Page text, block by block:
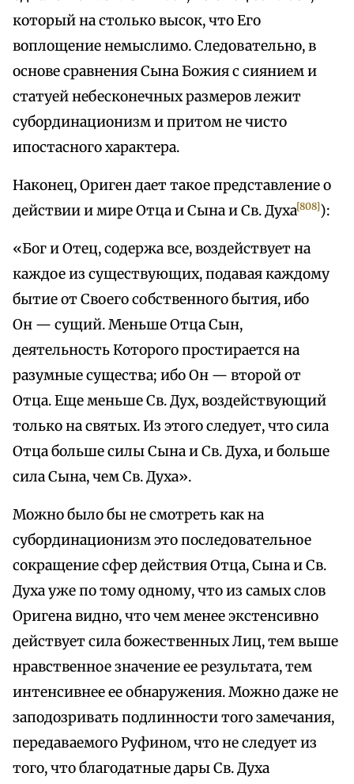
который на столько высок, что Его
воплощение немыслимо. Следовательно, в
основе сравнения Сына Божия с сиянием и
статуей небесконечных размеров лежит
субординационизм и притом не чисто
ипостасного характера.
Наконец, Ориген дает такое представление о
действии и мире Отца и Сына и Св. Духа[808]):
«Бог и Отец, содержа все, воздействует на
каждое из существующих, подавая каждому
бытие от Своего собственного бытия, ибо
Он — сущий. Меньше Отца Сын,
деятельность Которого простирается на
разумные существа; ибо Он — второй от
Отца. Еще меньше Св. Дух, воздействующий
только на святых. Из этого следует, что сила
Отца больше силы Сына и Св. Духа, и больше
сила Сына, чем Св. Духа».
Можно было бы не смотреть как на
субординационизм это последовательное
сокращение сфер действия Отца, Сына и Св.
Духа уже по тому одному, что из самых слов
Оригена видно, что чем менее экстенсивно
действует сила божественных Лиц, тем выше
нравственное значение ее результата, тем
интенсивнее ее обнаружения. Можно даже не
заподозривать подлинности того замечания,
передаваемого Руфином, что не следует из
того, что благодатные дары Св. Духа